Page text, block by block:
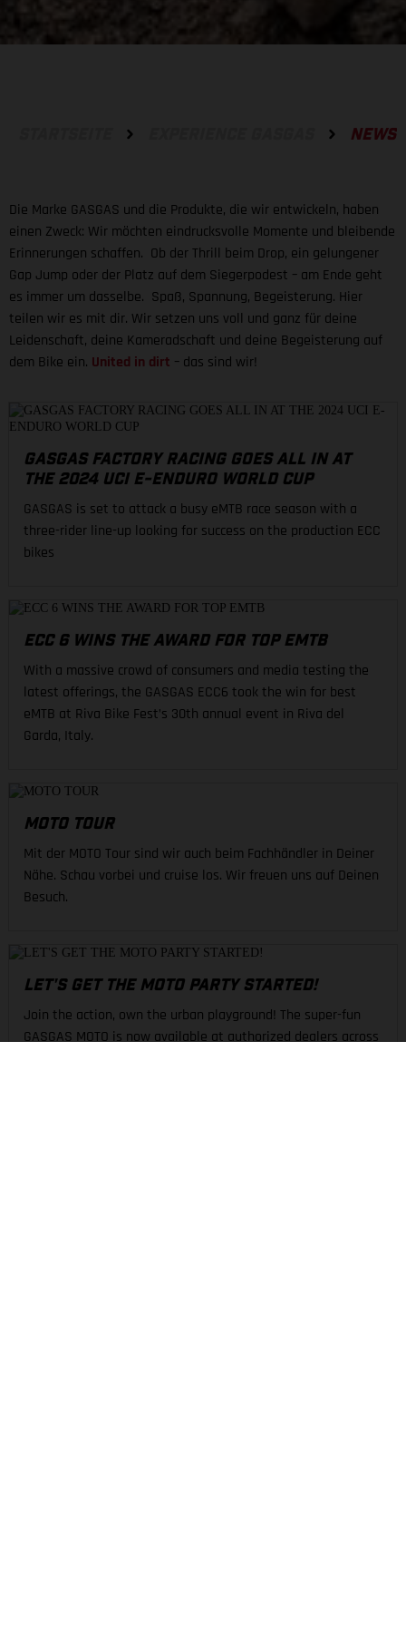
NEWS
Die Marke GASGAS und die Produkte, die wir entwickeln, haben
einen Zweck: Wir möchten eindrucksvolle Momente und bleibende
Erinnerungen schaffen. Ob der Thrill beim Drop, ein gelungener
Gap Jump oder der Platz auf dem Siegerpodest – am Ende geht
es immer um dasselbe. Spaß, Spannung, Begeisterung. Hier
teilen wir es mit dir. Wir setzen uns voll und ganz für deine
Leidenschaft, deine Kameradschaft und deine Begeisterung auf
dem Bike ein. United in dirt – das sind wir!
GASGAS FACTORY RACING GOES ALL IN AT
THE 2024 UCI E-ENDURO WORLD CUP
GASGAS is set to attack a busy eMTB race season with a
three-rider line-up looking for success on the production ECC
bikes
ECC 6 WINS THE AWARD FOR TOP EMTB
With a massive crowd of consumers and media testing the
latest offerings, the GASGAS ECC6 took the win for best
eMTB at Riva Bike Fest’s 30th annual event in Riva del
Garda, Italy.
MOTO TOUR
Mit der MOTO Tour sind wir auch beim Fachhändler in Deiner
Nähe. Schau vorbei und cruise los. Wir freuen uns auf Deinen
Besuch.
LET'S GET THE MOTO PARTY STARTED!
Join the action, own the urban playground! The super-fun
GASGAS MOTO is now available at authorized dealers across